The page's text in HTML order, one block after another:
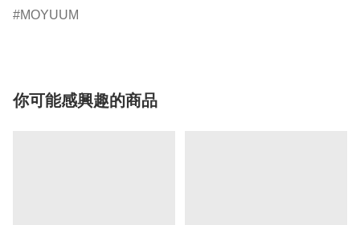
MOYUUM
你可能感興趣的商品